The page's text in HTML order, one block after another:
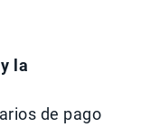
la
de pago